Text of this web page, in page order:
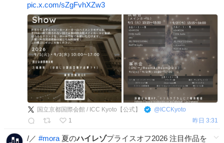
pic.x.com/sZgFvhXZw3
国立京都国際会館 / ICC Kyoto【公式】 @ ICCKyoto
1
昨日 3:31
/／ #mora 夏のハイレゾプライスオフ2026 注目作品を